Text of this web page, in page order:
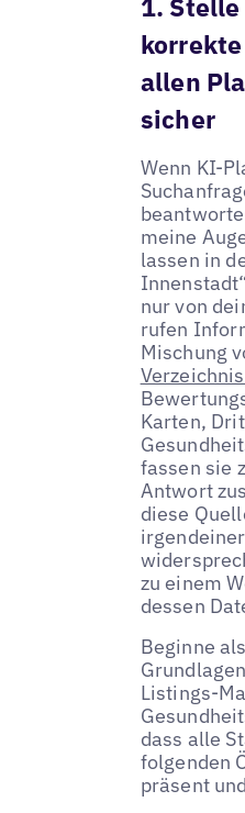
allen
sicher
Wenn KI-
meine
lassen in
nur von
rufen
Mischung
Karten,
fassen sie
Antwort
diese
zu einem
dessen
Beginne
Listings-
dass alle
folgenden
präsent